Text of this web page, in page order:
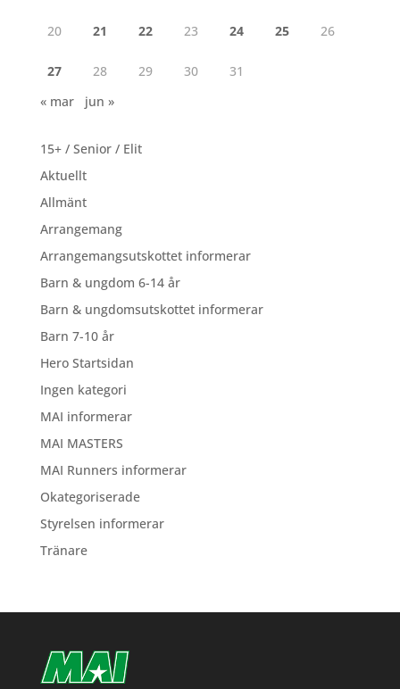
20 21 22 23 24 25 26
27 28 29 30
31
« mar
jun »
15+ / Senior / Elit
Aktuellt
Allmänt
Arrangemang
Arrangemangsutskottet informerar
Barn & ungdom 6-14 år
Barn & ungdomsutskottet informerar
Barn 7-10 år
Hero Startsidan
Ingen kategori
MAI informerar
MAI MASTERS
MAI Runners informerar
Okategoriserade
Styrelsen informerar
Tränare